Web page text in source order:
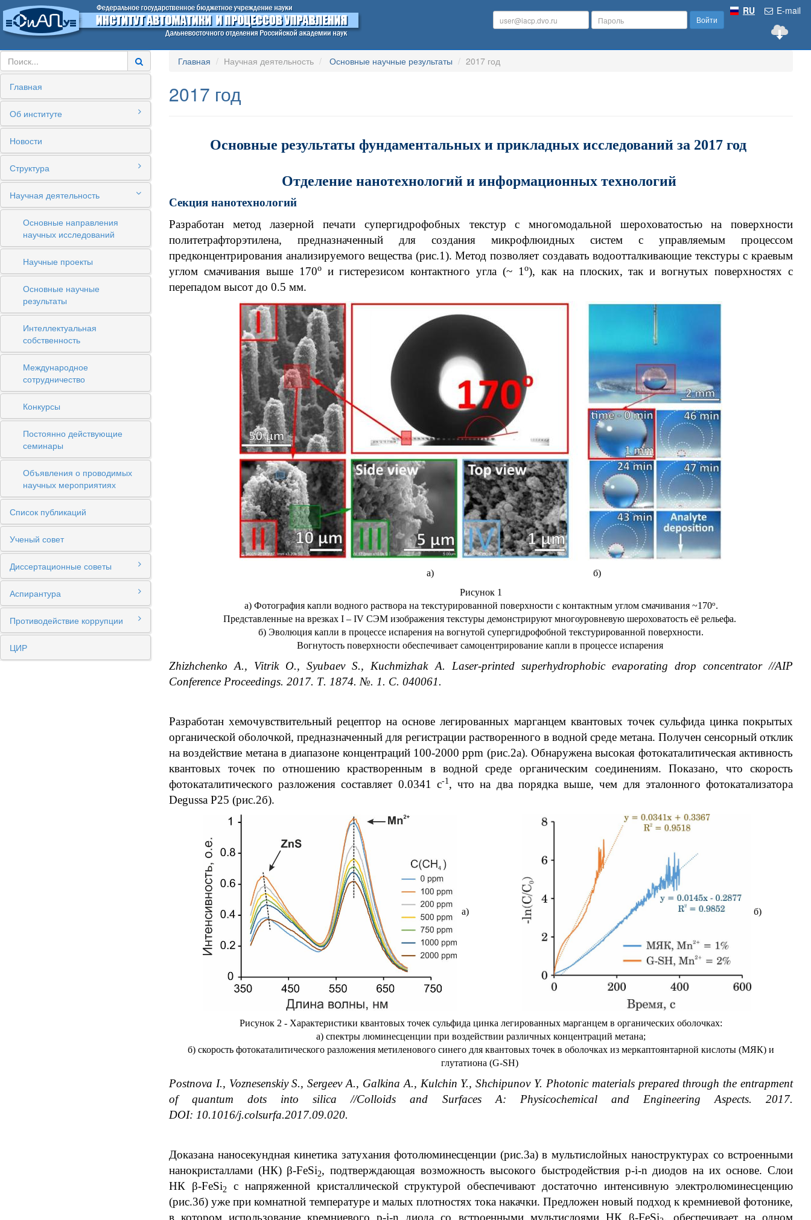
E-mail
RU
Войти
Главная
Об институте
Новости
Структура
Научная деятельность
Основные направления
научных исследований
Научные проекты
Основные научные
результаты
Интеллектуальная
собственность
Международное
сотрудничество
Конкурсы
Постоянно действующие
семинары
Объявления о проводимых
научных мероприятиях
Список публикаций
Ученый совет
Диссертационные советы
Аспирантура
Противодействие коррупции
ЦИР
Главная Научная деятельность Основные научные результаты 2017 год
2017 год
Основные результаты фундаментальных и прикладных исследований за 2017 год
Отделение нанотехнологий и информационных технологий
Секция нанотехнологий
Разработан метод лазерной печати супергидрофобных текстур с многомодальной шероховатостью на поверхности
политетрафторэтилена, предназначенный для создания микрофлюидных систем с управляемым процессом
предконцентрирования анализируемого вещества (рис.1). Метод позволяет создавать водоотталкивающие текстуры с краевым
углом смачивания выше 170ои гистерезисом контактного угла (~ 1 о), как на плоских, так и вогнутых поверхностях с
перепадом высот до 0.5 мм.
а) б)
Рисунок 1
а) Фотография капли водного раствора на текстурированной поверхности с контактным углом смачивания ~170о.
Представленные на врезках I – IV СЭМ изображения текстуры демонстрируют многоуровневую шероховатость её рельефа.
б) Эволюция капли в процессе испарения на вогнутой супергидрофобной текстурированной поверхности.
Вогнутость поверхности обеспечивает самоцентрирование капли в процессе испарения
Zhizhchenko A., Vitrik O., Syubaev S., Kuchmizhak A. Laser-printed superhydrophobic evaporating drop concentrator //AIP
Conference Proceedings. 2017. Т. 1874. №. 1. С. 040061.
Разработан хемочувствительный рецептор на основе легированных марганцем квантовых точек сульфида цинка покрытых
органической оболочкой, предназначенный для регистрации растворенного в водной среде метана. Получен сенсорный отклик
на воздействие метана в диапазоне концентраций 100-2000ppm (рис.2а). Обнаружена высокая фотокаталитическая активность
квантовых точек по отношению крастворенным в водной среде органическим соединениям. Показано, что скорость
фотокаталитического разложения составляет 0.0341 с-1, что на два порядка выше, чем для эталонного фотокатализатора
Degussa P25 (рис.2б).
а) б)
Рисунок 2 - Характеристики квантовых точек сульфида цинка легированных марганцем в органических оболочках:
а) спектры люминесценции при воздействии различных концентраций метана;
б) скорость фотокаталитического разложения метиленового синего для квантовых точек в оболочках из меркаптоянтарной кислоты (МЯК) и
глутатиона (G-SH)
Postnova I., Voznesenskiy S., Sergeev A., Galkina A., Kulchin Y., Shchipunov Y. Photonic materials prepared through the entrapment
of quantum dots into silica //Colloids and Surfaces A: Physicochemical and Engineering Aspects. 2017.
DOI: 10.1016/j.colsurfa.2017.09.020.
Доказана наносекундная кинетика затухания фотолюминесценции (рис.3а) в мультислойных наноструктурах со встроенными
нанокристаллами (НК) β-FeSi2, подтверждающая возможность высокого быстродействия p-i-n диодов на их основе. Слои
НК β-FeSi2
с напряженной кристаллической структурой обеспечивают достаточно интенсивную электролюминесценцию
(рис.3б) уже при комнатной температуре и малых плотностях тока накачки. Предложен новый подход к кремниевой фотонике,
в котором использование кремниевого p-i-n диода со встроенными мультислоями НК β-FeSi , обеспечивает на одном